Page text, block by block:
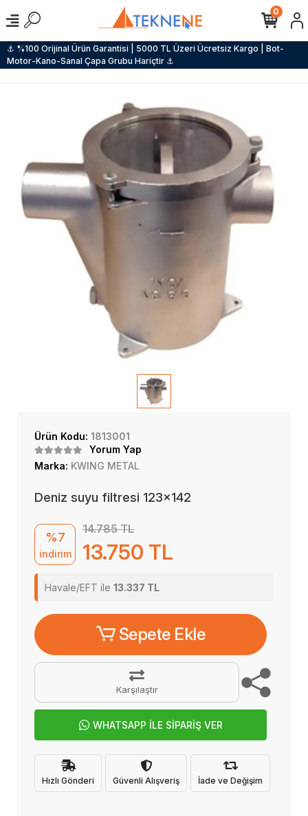
⚓ %100 Orijinal Ürün Garantisi | 5000 TL Üzeri Ücretsiz Kargo | Bot-
Motor-Kano-Sanal Çapa Grubu Hariçtir ⚓
0
Ürün Kodu: 1813001
Yorum Yap
Marka: KWING METAL
Deniz suyu filtresi 123x142
%7
indirim
14.785 TL
13.750 TL
Havale/EFT ile 13.337 TL
Sepete Ekle
Karşılaştır
WHATSAPP İLE SİPARİŞ VER
Hızlı Gönderi Güvenli Alışveriş İade ve Değişim